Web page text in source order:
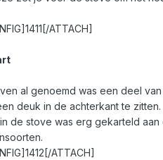
ATTACH]
al genoemd was een deel
deuk in de achterkant te zitten.
de stove was erg gekarteld
ATTACH]